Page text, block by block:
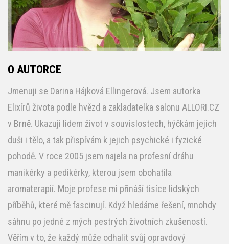
O AUTORCE
Jmenuji se Darina Hájková Ellingerová. Jsem autorka
Elixírů života podle hvězd a zakladatelka salonu ALLORI.CZ
v Brně. Ukazuji lidem život v souvislostech, hýčkám jejich
duši i tělo, a tak přispívám k jejich psychické i fyzické
pohodě. V roce 2005 jsem najela na profesní dráhu
manikérky a pedikérky, kterou jsem obohatila
aromaterapií. Moje profese mi přináší tisíce lidských
příběhů, které mě fascinují. Když hledáme řešení, mnohdy
sáhnu po jedné z mých pestrých životních zkušeností.
Věřím v to, že každý může odhalit svůj opravdový